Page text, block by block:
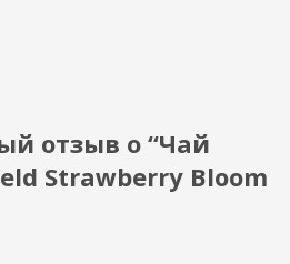
отзыв о “Чай
Strawberry Bloom